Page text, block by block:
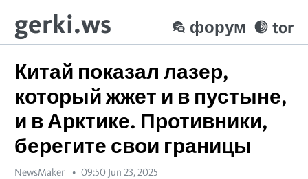
gerki.ws tor
форум
Китай показал лазер,
который жжет и в пустыне,
и в Арктике. Противники,
берегите свои границы
NewsMaker 09:50 Jun 23, 2025